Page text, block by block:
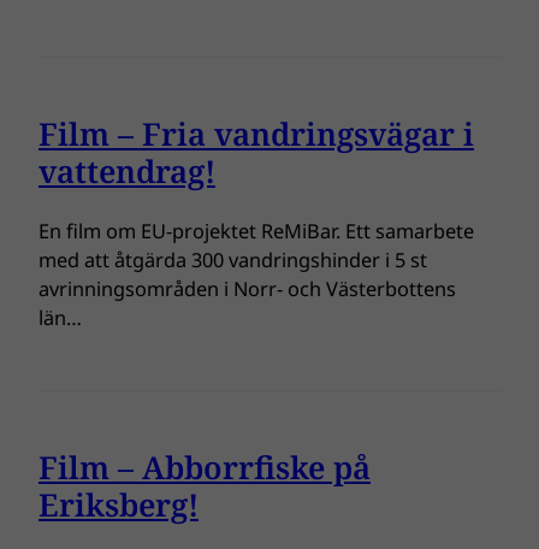
Film – Fria vandringsvägar i
vattendrag!
En film om EU-projektet ReMiBar. Ett samarbete
med att åtgärda 300 vandringshinder i 5 st
avrinningsområden i Norr- och Västerbottens
län…
Film – Abborrfiske på
Eriksberg!